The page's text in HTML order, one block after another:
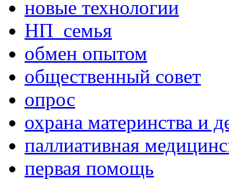
новые технологии
НП_семья
обмен опытом
общественный совет
опрос
охрана материнства и
паллиативная
первая помощь